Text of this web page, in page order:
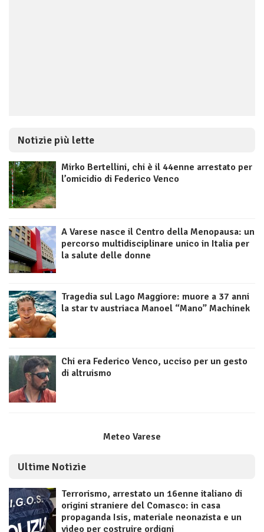
Notizie più lette
Mirko Bertellini, chi è il 44enne arrestato per
l’omicidio di Federico Venco
A Varese nasce il Centro della Menopausa: un
percorso multidisciplinare unico in Italia per
la salute delle donne
Tragedia sul Lago Maggiore: muore a 37 anni
la star tv austriaca Manoel “Mano” Machinek
Chi era Federico Venco, ucciso per un gesto
di altruismo
Meteo Varese
Ultime Notizie
Terrorismo, arrestato un 16enne italiano di
origini straniere del Comasco: in casa
propaganda Isis, materiale neonazista e un
video per costruire ordigni